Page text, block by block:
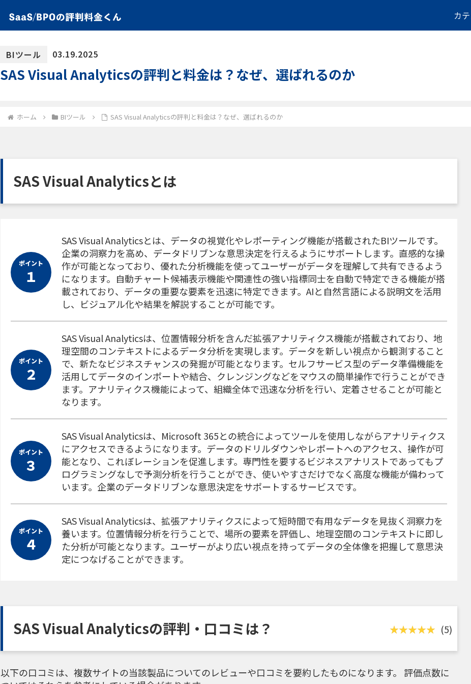
カ
BIツール 03.19.2025
SAS Visual Analyticsの評判と料金は？なぜ、選ばれるのか
ホーム BIツール SAS Visual Analyticsの評判と料金は？なぜ、選ばれるのか
SAS Visual Analyticsとは
ポイント
１
SAS Visual Analyticsとは、データの視覚化やレポーティング機能が搭載されたBIツールです。
企業の洞察力を高め、データドリブンな意思決定を行えるようにサポートします。直感的な操
作が可能となっており、優れた分析機能を使ってユーザーがデータを理解して共有できるよう
になります。自動チャート候補表示機能や関連性の強い指標同士を自動で特定できる機能が搭
載されており、データの重要な要素を迅速に特定できます。AIと自然言語による説明文を活用
し、ビジュアル化や結果を解説することが可能です。
ポイント
２
SAS Visual Analyticsは、位置情報分析を含んだ拡張アナリティクス機能が搭載されており、地
理空間のコンテキストによるデータ分析を実現します。データを新しい視点から観測すること
で、新たなビジネスチャンスの発掘が可能となります。セルフサービス型のデータ準備機能を
活用してデータのインポートや結合、クレンジングなどをマウスの簡単操作で行うことができ
ます。アナリティクス機能によって、組織全体で迅速な分析を行い、定着させることが可能と
なります。
ポイント
３
SAS Visual Analyticsは、Microsoft 365との統合によってツールを使用しながらアナリティクス
にアクセスできるようになります。データのドリルダウンやレポートへのアクセス、操作が可
能となり、これぼレーションを促進します。専門性を要するビジネスアナリストであってもプ
ログラミングなしで予測分析を行うことができ、使いやすさだけでなく高度な機能が備わって
います。企業のデータドリブンな意思決定をサポートするサービスです。
ポイント
４
SAS Visual Analyticsは、拡張アナリティクスによって短時間で有用なデータを見抜く洞察力を
養います。位置情報分析を行うことで、場所の要素を評価し、地理空間のコンテキストに即し
た分析が可能となります。ユーザーがより広い視点を持ってデータの全体像を把握して意思決
定につなげることができます。
SAS Visual Analyticsの評判・口コミは？ (5)
以下の口コミは、複数サイトの当該製品についてのレビューや口コミを要約したものになります。 評価点数に